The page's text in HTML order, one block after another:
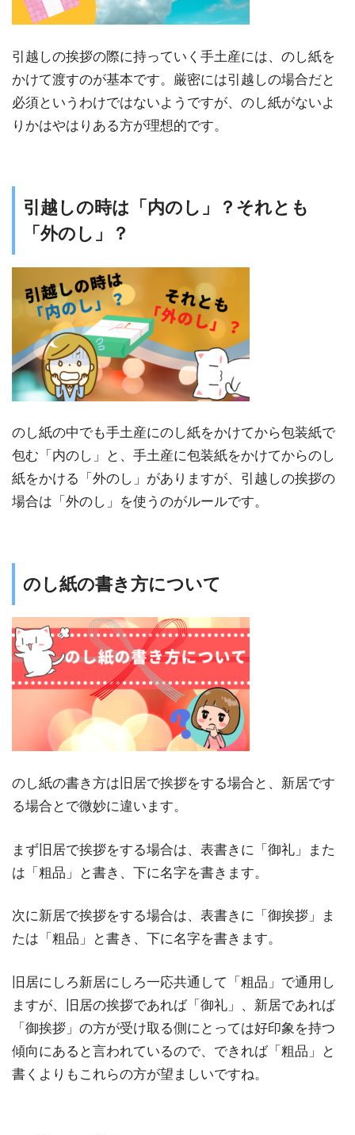
引越しの挨拶の際に持っていく手土産には、のし紙を
かけて渡すのが基本です。厳密には引越しの場合だと
必須というわけではないようですが、のし紙がないよ
りかはやはりある方が理想的です。
引越しの時は「内のし」？それとも
「外のし」？
のし紙の中でも手土産にのし紙をかけてから包装紙で
包む「内のし」と、手土産に包装紙をかけてからのし
紙をかける「外のし」がありますが、引越しの挨拶の
場合は「外のし」を使うのがルールです。
のし紙の書き方について
のし紙の書き方は旧居で挨拶をする場合と、新居です
る場合とで微妙に違います。
まず旧居で挨拶をする場合は、表書きに「御礼」また
は「粗品」と書き、下に名字を書きます。
次に新居で挨拶をする場合は、表書きに「御挨拶」ま
たは「粗品」と書き、下に名字を書きます。
旧居にしろ新居にしろ一応共通して「粗品」で通用し
ますが、旧居の挨拶であれば「御礼」、新居であれば
「御挨拶」の方が受け取る側にとっては好印象を持つ
傾向にあると言われているので、できれば「粗品」と
書くよりもこれらの方が望ましいですね。